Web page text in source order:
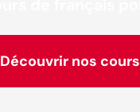
Découvrir nos cours